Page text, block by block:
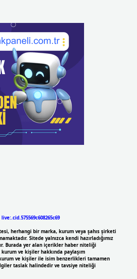
herhangi bir marka, kurum veya şahıs şirketi
Sitede yalnızca kendi hazırladığımız
Burada yer alan içerikler haber niteliği
ve kişiler hakkında paylaşım
ve kişiler ile isim benzerlikleri tamamen
taslak halindedir ve tavsiye niteliği